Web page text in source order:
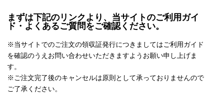
まずは下記のリンクより、当サイトのご利用ガイ
ド・よくあるご質問をご確認ください。
※当サイトでのご注文の領収証発行につきましてはご利用ガイド
を確認のうえお問い合わせいただきますようお願い申し上げま
す。
※ご注文完了後のキャンセルは原則として承っておりませんので
ご了承ください。